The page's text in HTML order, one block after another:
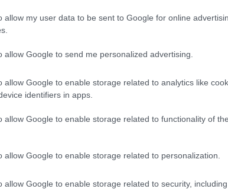
allow my user data to be sent to Google for online
allow Google to send me personalized advertising.
allow Google to enable storage related to analytics like
identifiers in apps.
allow Google to enable storage related to functionality of
allow Google to enable storage related to personalization.
allow Google to enable storage related to security, including
nyaralás, amely szállodai elhelyezést és
és a szálláskategória függvényében, de
5–10 százalékos.
közé tartoznak
is. Azoknál a nyaralásoknál,
amelyek